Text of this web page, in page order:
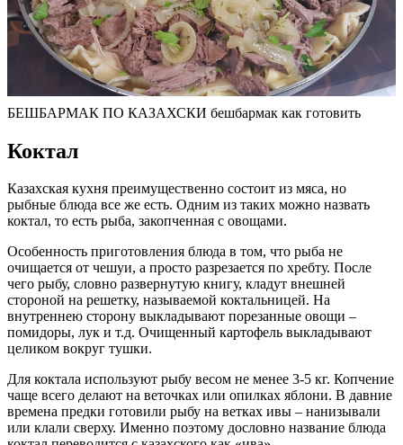
БЕШБАРМАК ПО КАЗАХСКИ бешбармак как готовить
Коктал
Казахская кухня преимущественно состоит из мяса, но
рыбные блюда все же есть. Одним из таких можно назвать
коктал, то есть рыба, закопченная с овощами.
Особенность приготовления блюда в том, что рыба не
очищается от чешуи, а просто разрезается по хребту. После
чего рыбу, словно развернутую книгу, кладут внешней
стороной на решетку, называемой коктальницей. На
внутреннею сторону выкладывают порезанные овощи –
помидоры, лук и т.д. Очищенный картофель выкладывают
целиком вокруг тушки.
Для коктала используют рыбу весом не менее 3-5 кг. Копчение
чаще всего делают на веточках или опилках яблони. В давние
времена предки готовили рыбу на ветках ивы – нанизывали
или клали сверху. Именно поэтому дословно название блюда